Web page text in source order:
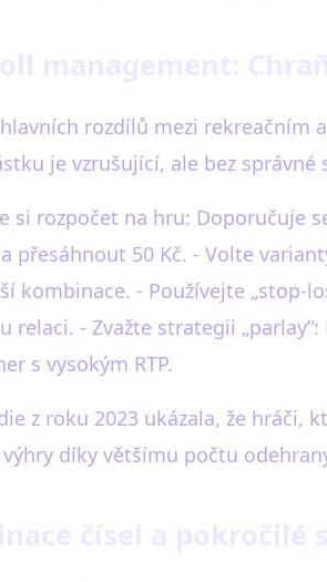
rozdílů mezi
je vzrušující, ale bez
si rozpočet na hru: Doporučuje
přesáhnout 50 Kč. - Volte
kombinace. - Používejte „stop-
relaci. - Zvažte strategii
s vysokým RTP.
z roku 2023 ukázala, že
výhry díky většímu počtu